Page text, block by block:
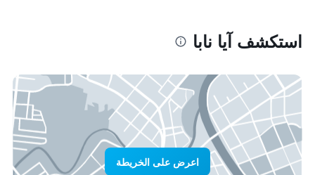
استكشف آيا نابا
اعرض على الخريطة